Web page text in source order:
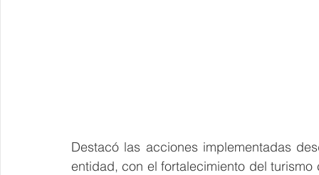
Destacó las acciones implementadas
entidad, con el fortalecimiento del